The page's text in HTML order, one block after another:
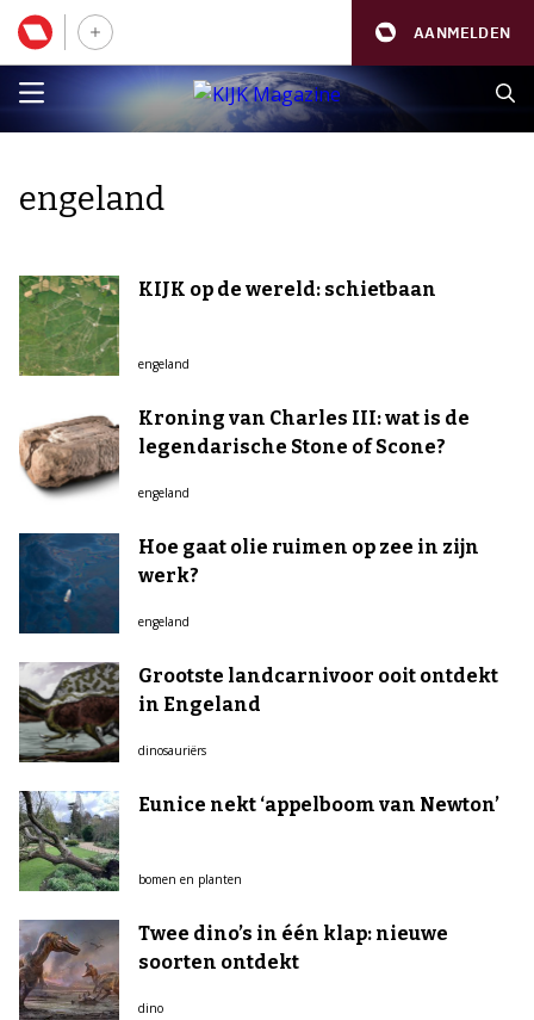
AANMELDEN
engeland
KIJK op de wereld: schietbaan
engeland
Kroning van Charles III: wat is de
legendarische Stone of Scone?
engeland
Hoe gaat olie ruimen op zee in zijn
werk?
engeland
Grootste landcarnivoor ooit ontdekt
in Engeland
dinosauriërs
Eunice nekt ‘appelboom van Newton’
bomen en planten
Twee dino’s in één klap: nieuwe
soorten ontdekt
dino